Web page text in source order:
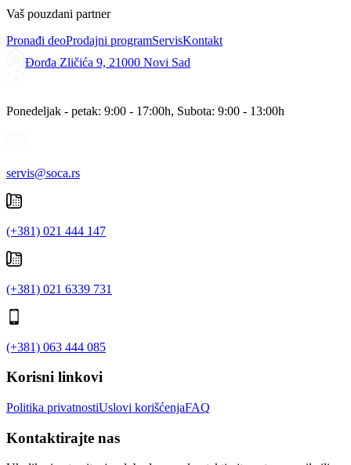
Vaš pouzdani partner
Pronađi deoProdajni programServisKontakt
Đorđa Zličića 9, 21000 Novi Sad
Ponedeljak - petak: 9:00 - 17:00h, Subota: 9:00 - 13:00h
servis@soca.rs
(+381) 021 444 147
(+381) 021 6339 731
(+381) 063 444 085
Korisni linkovi
Politika privatnostiUslovi korišćenjaFAQ
Kontaktirajte nas